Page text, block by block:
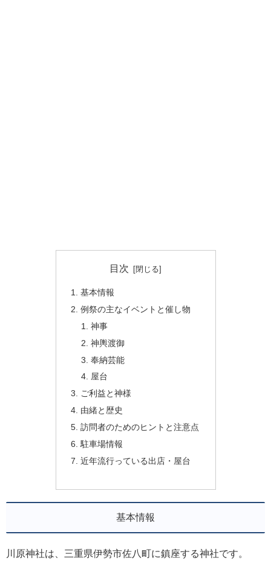
目次
基本情報
例祭の主なイベントと催し物
神事
神輿渡御
奉納芸能
屋台
ご利益と神様
由緒と歴史
訪問者のためのヒントと注意点
駐車場情報
近年流行っている出店・屋台
基本情報
川原神社は、三重県伊勢市佐八町に鎮座する神社です。